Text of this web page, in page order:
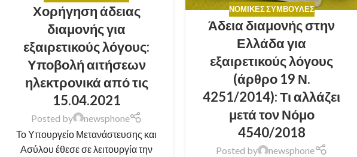
Χορήγηση άδειας
διαμονής για
εξαιρετικούς λόγους:
Υποβολή αιτήσεων
ηλεκτρονικά από τις
15.04.2021
Posted by
newsphone
Το Υπουργείο Μετανάστευσης και
Ασύλου έθεσε σε λειτουργία την
ΝΟΜΙΚΈΣ ΣΥΜΒΟΥΛΈΣ
Άδεια διαμονής στην
Ελλάδα για
εξαιρετικούς λόγους
(άρθρο 19 Ν.
4251/2014): Τι αλλάζει
μετά τον Νόμο
4540/2018
Posted by
newsphone